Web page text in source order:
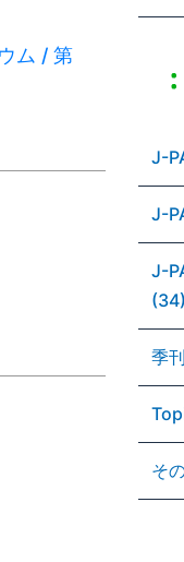
ム / 第
J-
J-
J-
(34)
季
そ